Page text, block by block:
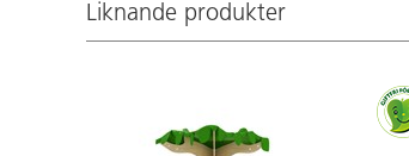
Liknande produkter